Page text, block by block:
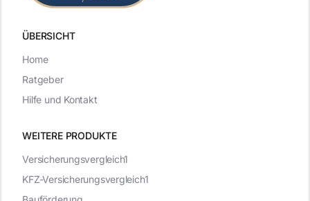
ÜBERSICHT
WEITERE PRODUKTE
Versicherungsvergleich1
KFZ-Versicherungsvergleich1
Home
Ratgeber
Hilfe und Kontakt